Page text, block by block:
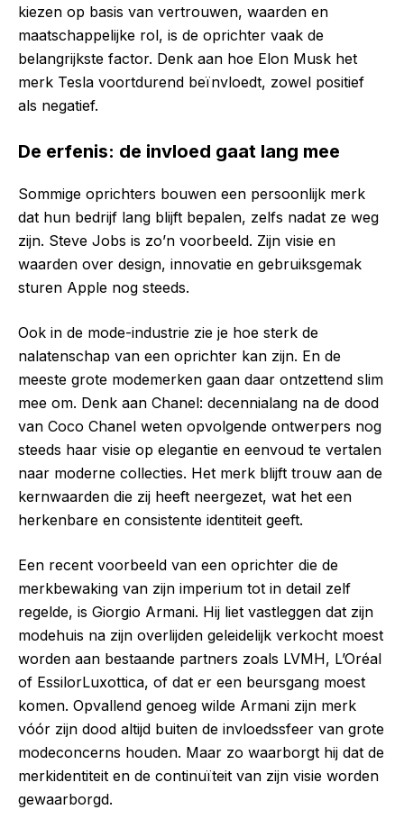
kiezen op basis van vertrouwen, waarden en
maatschappelijke rol, is de oprichter vaak de
belangrijkste factor. Denk aan hoe Elon Musk het
merk Tesla voortdurend beïnvloedt, zowel positief
als negatief.
De erfenis: de invloed gaat lang mee
Sommige oprichters bouwen een persoonlijk merk
dat hun bedrijf lang blijft bepalen, zelfs nadat ze weg
zijn. Steve Jobs is zo’n voorbeeld. Zijn visie en
waarden over design, innovatie en gebruiksgemak
sturen Apple nog steeds.
Ook in de mode-industrie zie je hoe sterk de
nalatenschap van een oprichter kan zijn. En de
meeste grote modemerken gaan daar ontzettend slim
mee om. Denk aan Chanel: decennialang na de dood
van Coco Chanel weten opvolgende ontwerpers nog
steeds haar visie op elegantie en eenvoud te vertalen
naar moderne collecties. Het merk blijft trouw aan de
kernwaarden die zij heeft neergezet, wat het een
herkenbare en consistente identiteit geeft.
Een recent voorbeeld van een oprichter die de
merkbewaking van zijn imperium tot in detail zelf
regelde, is Giorgio Armani. Hij liet vastleggen dat zijn
modehuis na zijn overlijden geleidelijk verkocht moest
worden aan bestaande partners zoals LVMH, L’Oréal
of EssilorLuxottica, of dat er een beursgang moest
komen. Opvallend genoeg wilde Armani zijn merk
vóór zijn dood altijd buiten de invloedssfeer van grote
modeconcerns houden. Maar zo waarborgt hij dat de
merkidentiteit en de continuïteit van zijn visie worden
gewaarborgd.